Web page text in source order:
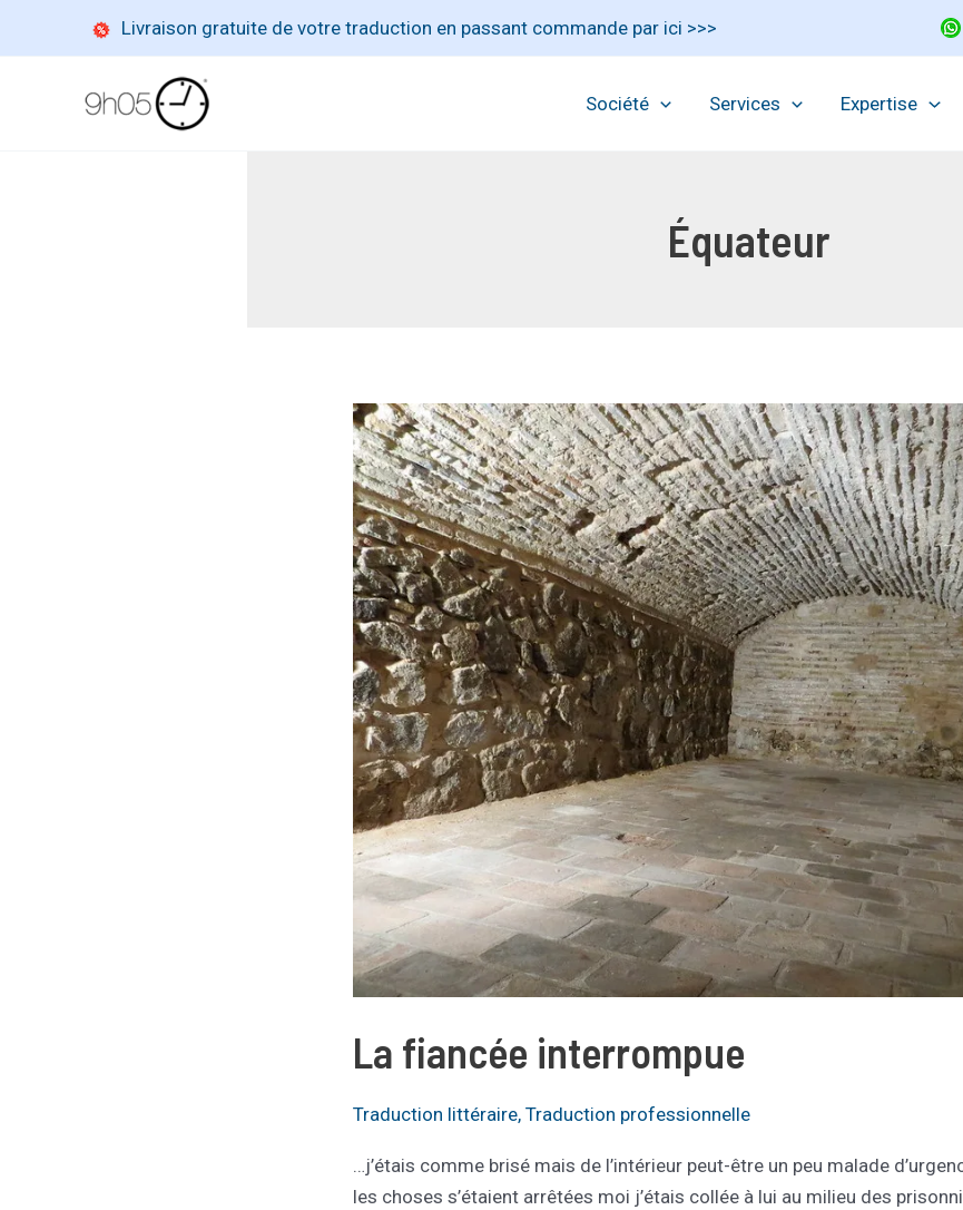
Livraison gratuite de votre traduction en passant commande par ici >>>
Société Services Expertise
Équateur
La fiancée interrompue
Traduction littéraire, Traduction professionnelle
…j’étais comme brisé mais de l’intérieur peut-être un peu malade
les choses s’étaient arrêtées moi j’étais collée à lui au milieu des